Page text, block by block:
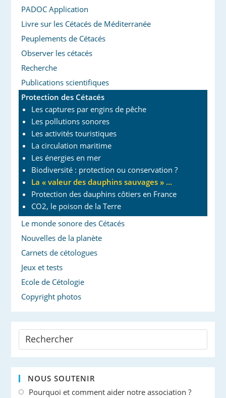
PADOC Application
Livre sur les Cétacés de Méditerranée
Peuplements de Cétacés
Observer les cétacés
Recherche
Publications scientifiques
Protection des Cétacés
Les captures par engins de pêche
Les pollutions sonores
Les activités touristiques
La circulation maritime
Les énergies en mer
Biodiversité : protection ou conservation ?
La « valeur des dauphins sauvages » …
Protection des dauphins côtiers en France
CO2, le poison de la Terre
Le monde sonore des Cétacés
Nouvelles de la planète
Carnets de cétologues
Jeux et tests
Ecole de Cétologie
Copyright photos
NOUS SOUTENIR
Pourquoi et comment aider notre association ?